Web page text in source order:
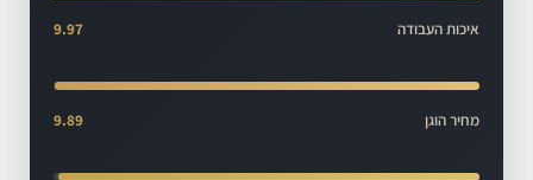
איכות העבודה 9.97
מחיר הוגן 9.89